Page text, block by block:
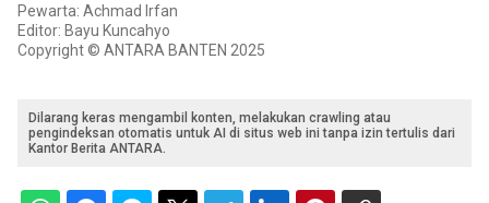
Pewarta: Achmad Irfan
Editor: Bayu Kuncahyo
Copyright © ANTARA BANTEN 2025
Dilarang keras mengambil konten, melakukan crawling atau
pengindeksan otomatis untuk AI di situs web ini tanpa izin tertulis dari
Kantor Berita ANTARA.